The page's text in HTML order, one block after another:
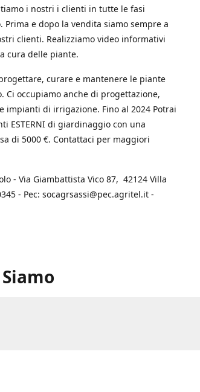
i nostri i clienti in tutte le fasi
e dopo la vendita siamo sempre a
clienti. Realizziamo video informativi
cura delle piante.
curare e mantenere le piante
occupiamo anche di progettazione,
impianti di irrigazione. Fino al 2024 Potrai
ESTERNI di giardinaggio con una
di 5000 €. Contattaci per maggiori
- Via Giambattista Vico 87, 42124 Villa
- Pec: socagrsassi@pec.agritel.it -